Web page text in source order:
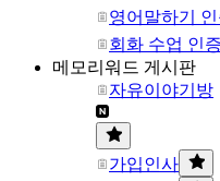
영어말하기 인
회화 수업 인
메모리워드 게시판
자유이야기방
가입인사